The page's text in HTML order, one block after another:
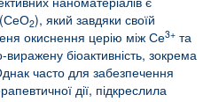
(СеО2), який завдяки своїй
окиснення церію між Се3+ та
біоактивність, зокрема
часто для забезпечення
дії, підкреслила